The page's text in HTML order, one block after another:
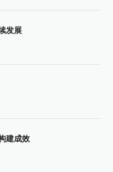
发展
建成效